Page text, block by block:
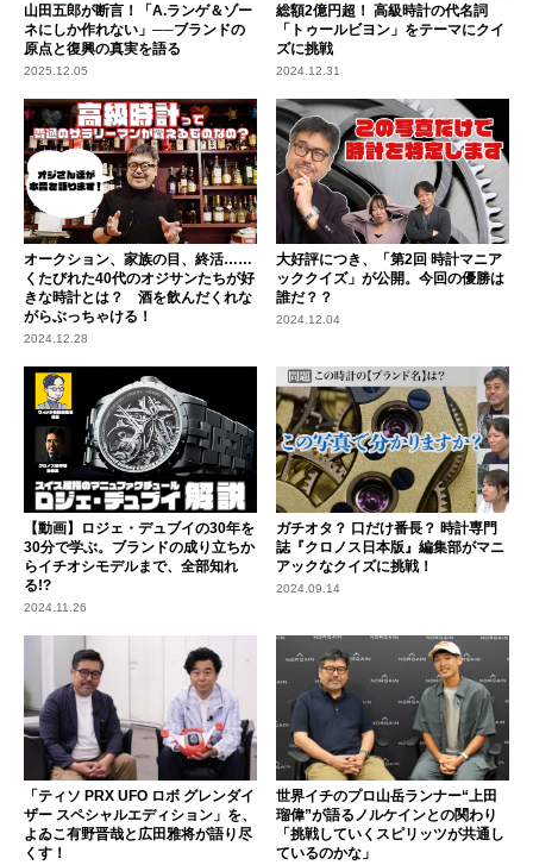
山田五郎が断言！「A.ランゲ＆ゾー
ネにしか作れない」──ブランドの
原点と復興の真実を語る
2025.12.05
総額2億円超！ 高級時計の代名詞
「トゥールビヨン」をテーマにクイ
ズに挑戦
2024.12.31
オークション、家族の目、終活……
くたびれた40代のオジサンたちが好
きな時計とは？ 酒を飲んだくれな
がらぶっちゃける！
2024.12.28
大好評につき、「第2回 時計マニア
ッククイズ」が公開。今回の優勝は
誰だ？？
2024.12.04
【動画】ロジェ・デュブイの30年を
30分で学ぶ。ブランドの成り立ちか
らイチオシモデルまで、全部知れ
る!?
2024.11.26
ガチオタ？ 口だけ番長？ 時計専門
誌『クロノス日本版』編集部がマニ
アックなクイズに挑戦！
2024.09.14
「ティソ PRX UFO ロボ グレンダイ
ザー スペシャルエディション」を、
よゐこ有野晋哉と広田雅将が語り尽
くす！
世界イチのプロ山岳ランナー“上田
瑠偉”が語るノルケインとの関わり
「挑戦していくスピリッツが共通し
ているのかな」